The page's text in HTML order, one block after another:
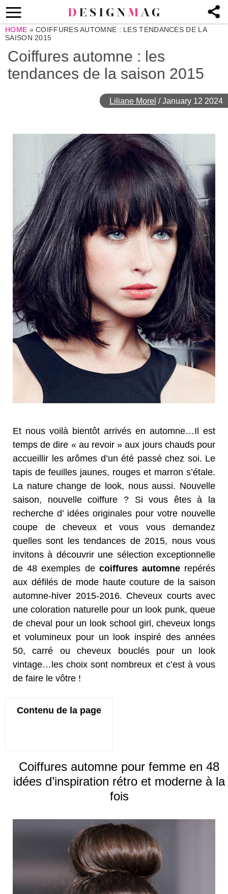
HOME »COIFFURES AUTOMNE : LES TENDANCES DE LA
SAISON 2015
Coiffures automne : les
tendances de la saison 2015
Liliane Morel /January 12 2024
Et nous voilà bientôt arrivés en automne…Il est
temps de dire « au revoir » aux jours chauds pour
accueillir les arômes d’un été passé chez soi. Le
tapis de feuilles jaunes, rouges et marron s’étale.
La nature change de look, nous aussi. Nouvelle
saison, nouvelle coiffure ? Si vous êtes à la
recherche d’ idées originales pour votre nouvelle
coupe de cheveux et vous vous demandez
quelles sont les tendances de 2015, nous vous
invitons à découvrir une sélection exceptionnelle
de 48 exemples de coiffures automnerepérés
aux défilés de mode haute couture de la saison
automne-hiver 2015-2016. Cheveux courts avec
une coloration naturelle pour un look punk, queue
de cheval pour un look school girl, cheveux longs
et volumineux pour un look inspiré des années
50, carré ou cheveux bouclés pour un look
vintage…les choix sont nombreux et c’est à vous
de faire le vôtre !
Contenu de la page
Coiffures automne pour femme en 48
idées d’inspiration rétro et moderne à la
fois